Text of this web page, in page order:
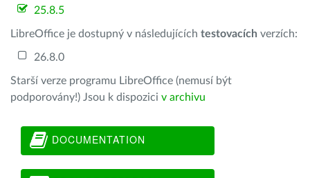
25.8.5
LibreOffice je dostupný v následujících testovacích verzích:
26.8.0
Starší verze programu LibreOffice (nemusí být
podporovány!) Jsou k dispozici v archivu
DOCUMENTATION